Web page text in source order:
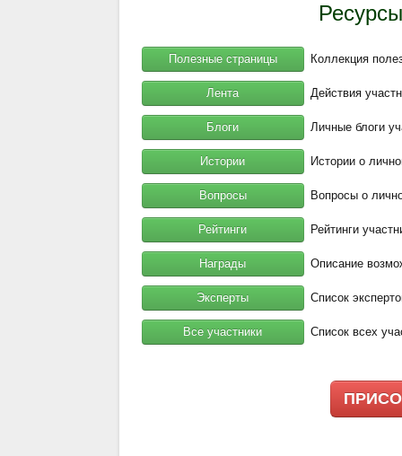
Полезные страницы Коллекция
Лента Действия
Блоги Личные блоги
Истории Истории о
Вопросы Вопросы о
Рейтинги Рейтинги
Награды Описание
Эксперты Список
Все участники Список всех